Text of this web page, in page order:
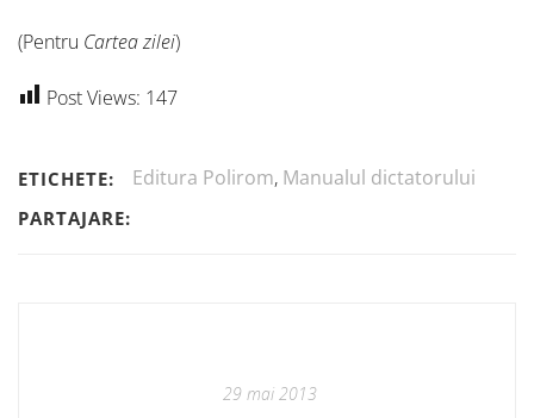
(Pentru Cartea zilei)
Post Views: 147
ETICHETE: Editura Polirom, Manualul dictatorului
PARTAJARE:
29 mai 2013